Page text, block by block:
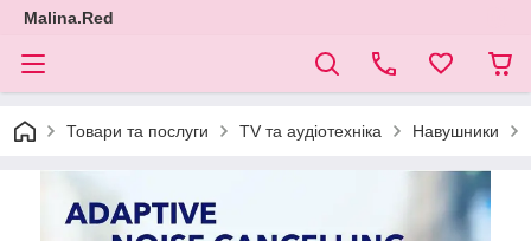
Malina.Red
Товари та послуги TV та аудіотехніка Навушники